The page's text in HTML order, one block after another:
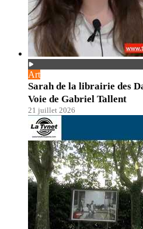
Art
Sarah de la librairie des
Voie de Gabriel Tallent
21 juillet 2026